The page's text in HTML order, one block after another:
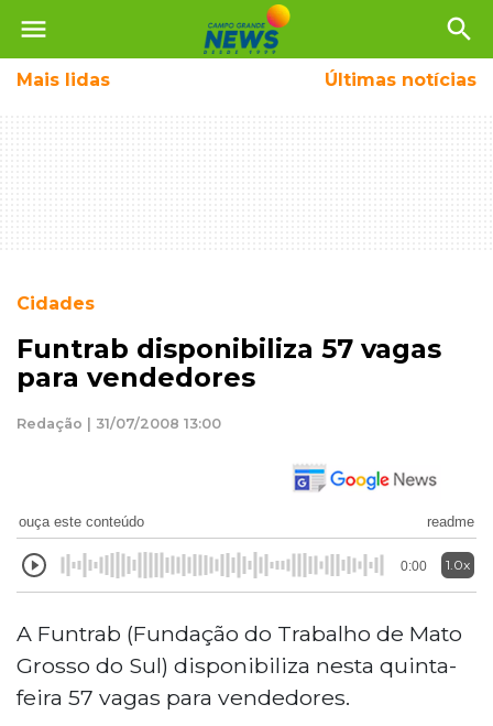
menu search
Mais lidas Últimas notícias
Cidades
Funtrab disponibiliza 57 vagas
para vendedores
Redação | 31/07/2008 13:00
ouça este conteúdo readme
0:00 1.0x
A Funtrab (Fundação do Trabalho de Mato
Grosso do Sul) disponibiliza nesta quinta-
feira 57 vagas para vendedores.